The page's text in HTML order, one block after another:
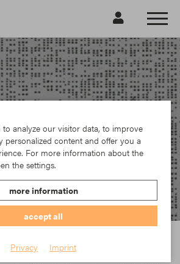
analyze our visitor data, to improve
personalized content and offer you a
For more information about the
the settings.
more information
accept all
Privacy Imprint